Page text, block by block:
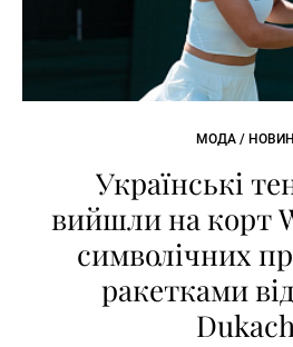
МОДА /
Українські
вийшли на корт
символічних
ракетками